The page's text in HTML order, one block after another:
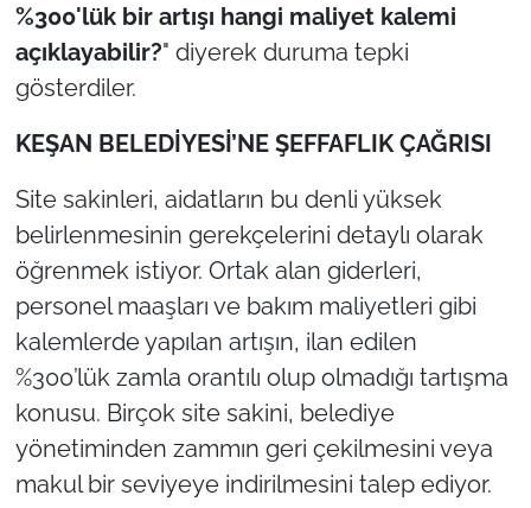
%300'lük bir artışı hangi maliyet kalemi
açıklayabilir?" diyerek duruma tepki
gösterdiler.
KEŞAN BELEDİYESİ’NE ŞEFFAFLIK ÇAĞRISI
Site sakinleri, aidatların bu denli yüksek
belirlenmesinin gerekçelerini detaylı olarak
öğrenmek istiyor. Ortak alan giderleri,
personel maaşları ve bakım maliyetleri gibi
kalemlerde yapılan artışın, ilan edilen
%300’lük zamla orantılı olup olmadığı tartışma
konusu. Birçok site sakini, belediye
yönetiminden zammın geri çekilmesini veya
makul bir seviyeye indirilmesini talep ediyor.
Genel-A
Gündem-Eğitim